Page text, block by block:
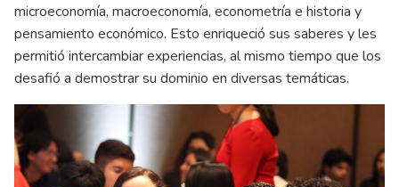
microeconomía, macroeconomía, econometría e historia y
pensamiento económico. Esto enriqueció sus saberes y les
permitió intercambiar experiencias, al mismo tiempo que los
desafió a demostrar su dominio en diversas temáticas.